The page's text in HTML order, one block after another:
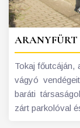
Tokaj főutcáján,
vágyó
baráti
zárt parkolóval